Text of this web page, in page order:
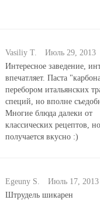
Vasiliy T.
Июль 29, 2013
Интересное заведение,
впечатляет. Паста
перебором итальянских
специй, но вполне
Многие блюда далеки от
классических рецептов, но
получается вкусно :)
Egeuny S.
Июль 17, 2013
Штрудель шикарен